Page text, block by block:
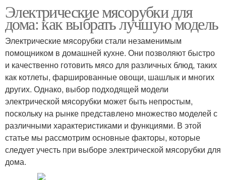
Электрические мясорубки для
дома: как выбрать лучшую модель
Электрические мясорубки стали незаменимым
помощником в домашней кухне. Они позволяют быстро
и качественно готовить мясо для различных блюд, таких
как котлеты, фаршированные овощи, шашлык и многих
других. Однако, выбор подходящей модели
электрической мясорубки может быть непростым,
поскольку на рынке представлено множество моделей с
различными характеристиками и функциями. В этой
статье мы рассмотрим основные факторы, которые
следует учесть при выборе электрической мясорубки для
дома.